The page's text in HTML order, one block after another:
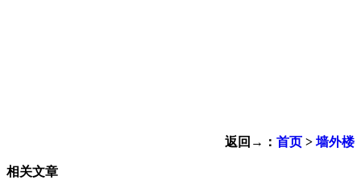
返回→： 首页 > 墙外楼
相关文章